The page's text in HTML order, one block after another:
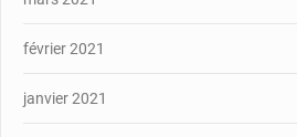
février 2021
janvier 2021